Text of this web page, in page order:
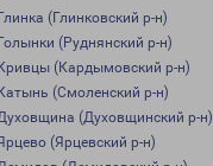
(Глинковский р-н)
(Руднянский р-н)
(Кардымовский р-н)
(Смоленский р-н)
(Духовщинский р-н)
(Ярцевский р-н)